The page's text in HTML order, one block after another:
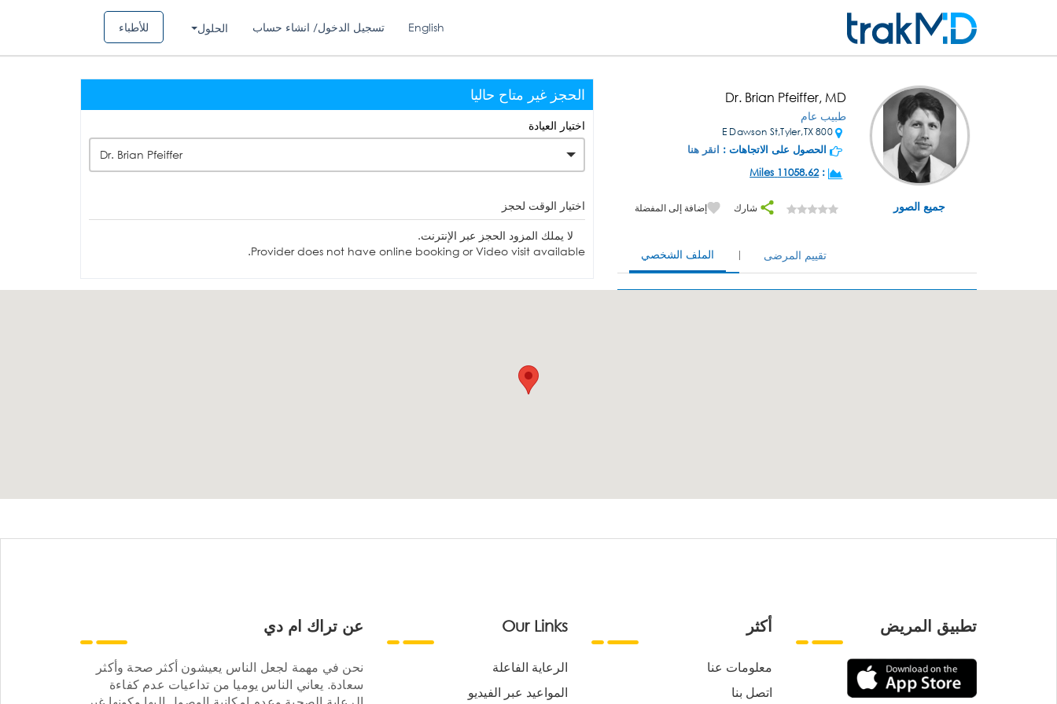
للأطباء الحلول تسجيل الدخول/ انشاء حساب English
جميع الصور
Dr. Brian Pfeiffer, MD
طبيب عام
800 E Dawson St,Tyler,TX
الحصول على الاتجاهات : انقر هنا
:
11058.62 Miles
شارك إضافة إلى المفضلة
الملف الشخصي تقييم المرضى
الحجز غير متاح حاليا
اختيار العيادة
Dr. Brian Pfeiffer
اختيار الوقت لحجز
لا يملك المزود الحجز عبر الإنترنت.
Provider does not have online booking or Video visit available.
عن تراك ام دي
نحن في مهمة لجعل الناس يعيشون أكثر صحة وأكثر
سعادة. يعاني الناس يوميا من تداعيات عدم كفاءة
Our Links
الرعاية الفاعلة
المواعيد عبر الفيديو
أكثر
معلومات عنا
اتصل بنا
تطبيق المريض